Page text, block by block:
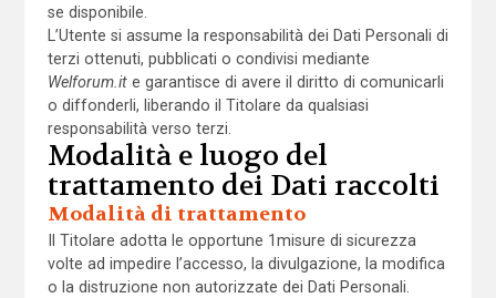
se disponibile.
L’Utente si assume la responsabilità dei Dati Personali di
terzi ottenuti, pubblicati o condivisi mediante
Welforum.ite garantisce di avere il diritto di comunicarli
o diffonderli, liberando il Titolare da qualsiasi
responsabilità verso terzi.
Modalità e luogo del
trattamento dei Dati raccolti
Modalità di trattamento
Il Titolare adotta le opportune 1misure di sicurezza
volte ad impedire l’accesso, la divulgazione, la modifica
o la distruzione non autorizzate dei Dati Personali.